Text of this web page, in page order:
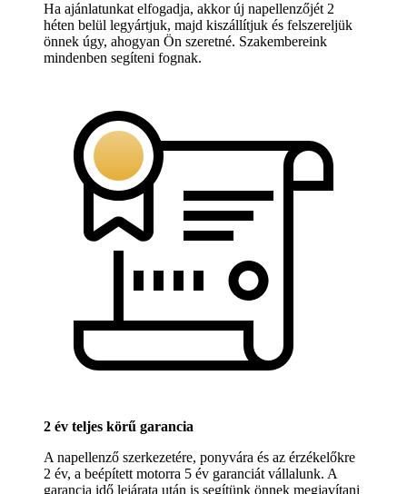
Ha ajánlatunkat elfogadja, akkor új napellenzőjét 2
héten belül legyártjuk, majd kiszállítjuk és felszereljük
önnek úgy, ahogyan Ön szeretné. Szakembereink
mindenben segíteni fognak.
2 év teljes körű garancia
A napellenző szerkezetére, ponyvára és az érzékelőkre
2 év, a beépített motorra 5 év garanciát vállalunk. A
garancia idő lejárata után is segítünk önnek megjavítani